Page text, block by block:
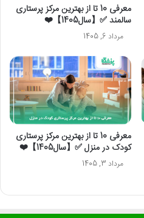
معرفی 10 تا از بهترین مرکز پرستاری
سالمند ✅【سال1405】❤️
مرداد 6, 1405
معرفی 10 تا از بهترین مرکز پرستاری
کودک در منزل ✅【سال1405】❤️
مرداد 3, 1405